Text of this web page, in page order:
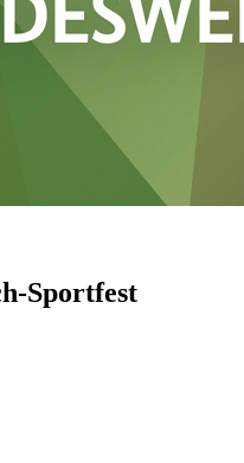
Sportfest